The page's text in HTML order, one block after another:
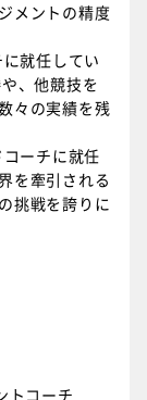
メントの精度
就任してい
、他競技を
々の実績を残
ーチに就任
を牽引される
挑戦を誇りに
トコーチ